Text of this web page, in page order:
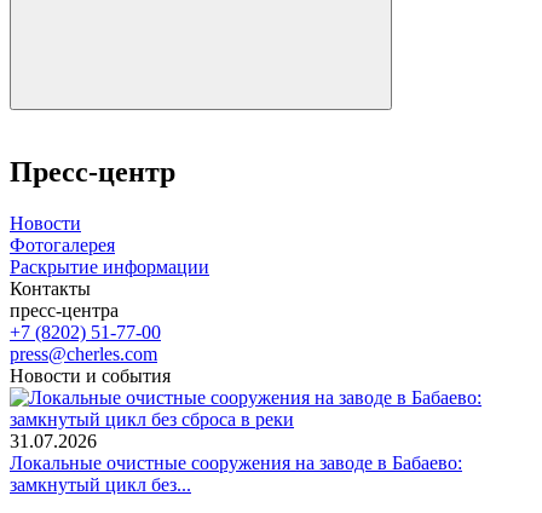
Пресс-центр
Новости
Фотогалерея
Раскрытие информации
Контакты
пресс-центра
+7 (8202) 51-77-00
press@cherles.com
Новости и события
31.07.2026
Локальные очистные сооружения на заводе в Бабаево:
замкнутый цикл без...